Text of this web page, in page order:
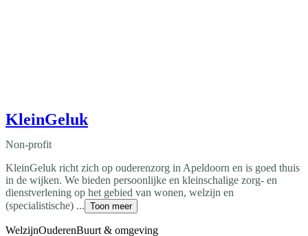
KleinGeluk
Non-profit
KleinGeluk richt zich op ouderenzorg in Apeldoorn en is goed thuis
in de wijken. We bieden persoonlijke en kleinschalige zorg- en
dienstverlening op het gebied van wonen, welzijn en
(specialistische) ... Toon meer
WelzijnOuderenBuurt & omgeving